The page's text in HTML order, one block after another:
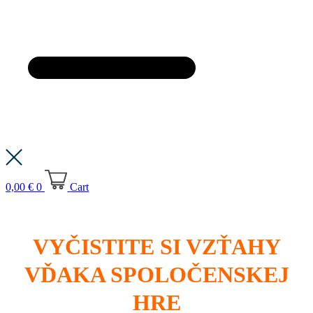
0,00 € 0 Cart
VYČISTITE SI VZŤAHY
VĎAKA SPOLOČENSKEJ
HRE